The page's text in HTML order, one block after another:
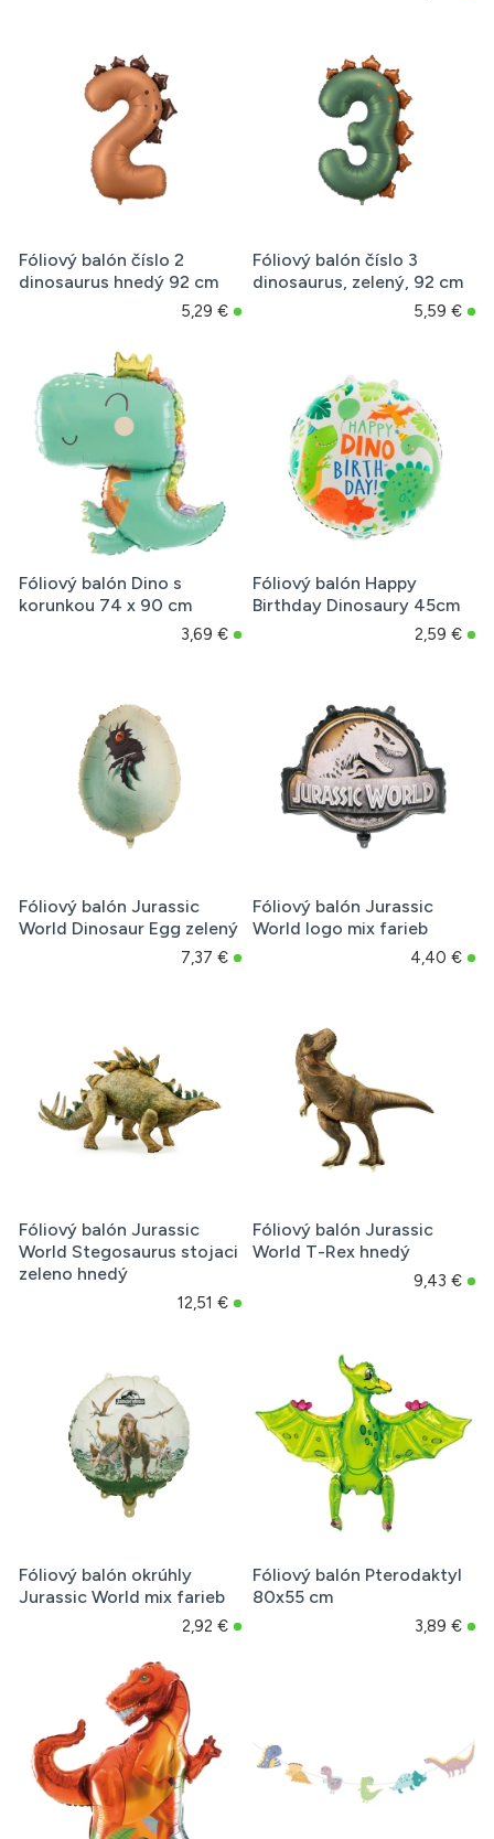
Fóliový balón číslo 2
dinosaurus hnedý 92 cm
5,29 €
Fóliový balón číslo 3
dinosaurus, zelený, 92 cm
5,59 €
Fóliový balón Dino s
korunkou 74 x 90 cm
3,69 €
Fóliový balón Happy
Birthday Dinosaury 45cm
2,59 €
Fóliový balón Jurassic
World Dinosaur Egg zelený
7,37 €
Fóliový balón Jurassic
World logo mix farieb
4,40 €
Fóliový balón Jurassic
World Stegosaurus stojaci
zeleno hnedý
12,51 €
Fóliový balón Jurassic
World T-Rex hnedý
9,43 €
Fóliový balón okrúhly
Jurassic World mix farieb
2,92 €
Fóliový balón Pterodaktyl
80x55 cm
3,89 €